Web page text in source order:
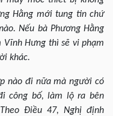
Hằng mới tung tin chứ
Nếu bà Phương Hằng
Vĩnh Hưng thì sẽ vi phạm
khác.
nào đi nữa mà người có
công bố, làm lộ ra bên
Điều 47, Nghị định